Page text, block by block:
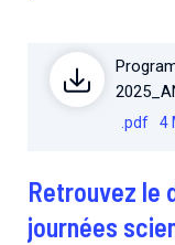
.pdf 4
Retrouvez le
journées